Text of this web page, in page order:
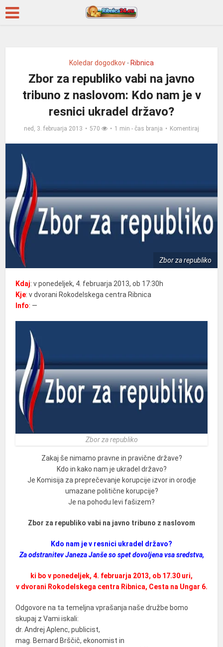
Koledar dogodkov • Ribnica
Zbor za republiko vabi na javno
tribuno z naslovom: Kdo nam je v
resnici ukradel državo?
ned, 3. februarja 2013 570 1 min - čas branja Komentiraj
Zbor za republiko
Kdaj: v ponedeljek, 4. februarja 2013, ob 17:30h
Kje: v dvorani Rokodelskega centra Ribnica
Info: —
Zbor za republiko
Zakaj še nimamo pravne in pravične države?
Kdo in kako nam je ukradel državo?
Je Komisija za preprečevanje korupcije izvor in orodje
umazane politične korupcije?
Je na pohodu levi fašizem?
Zbor za republiko vabi na javno tribuno z naslovom
Kdo nam je v resnici ukradel državo?
Za odstranitev Janeza Janše so spet dovoljena vsa sredstva,
ki bo v ponedeljek, 4. februarja 2013, ob 17.30 uri,
v dvorani Rokodelskega centra Ribnica, Cesta na Ungar 6.
Odgovore na ta temeljna vprašanja naše družbe bomo
skupaj z Vami iskali:
dr. Andrej Aplenc, publicist,
mag. Bernard Brščič, ekonomist in